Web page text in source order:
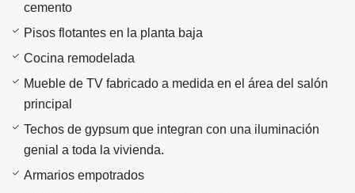
cemento
Pisos flotantes en la planta baja
Cocina remodelada
Mueble de TV fabricado a medida en el área del salón
principal
Techos de gypsum que integran con una iluminación
genial a toda la vivienda.
Armarios empotrados